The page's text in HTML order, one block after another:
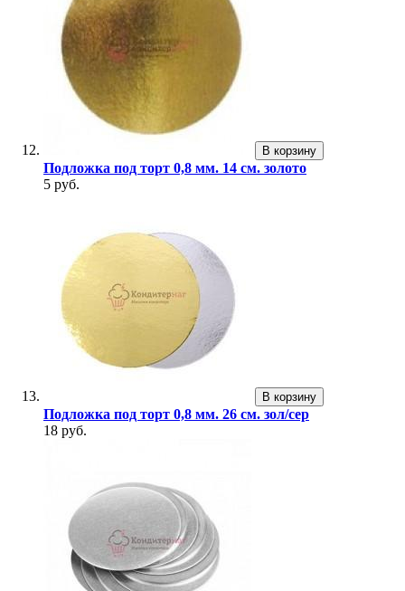
В корзину
Подложка под торт 0,8 мм. 14 см. золото
5 руб.
В корзину
Подложка под торт 0,8 мм. 26 см. зол/сер
18 руб.